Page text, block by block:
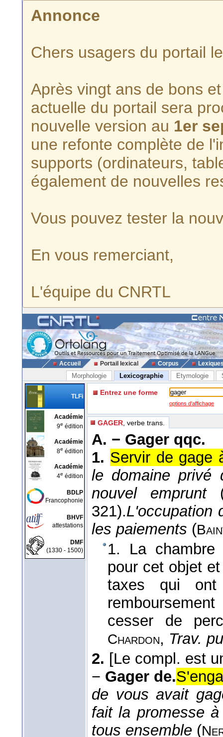
Annonce
Chers usagers du portail
Après vingt ans de bons
actuelle du portail sera
nouvelle version au 1er
une refonte complète de
supports (ordinateurs,
également de nouvelles
Vous pouvez tester la
En vous remerciant,
L'équipe du CNRTL
Accueil Portail lexical Corpus
Morphologie Lexicographie Etymologie
TLFi
Académie
9e édition
Académie
8e édition
Académie
4e édition
BDLP
Francophonie
BHVF
attestations
DMF
(1330 - 1500)
Entrez une forme
options d'affichage
GAGER , verbe trans.
A. − Gager qqc.
1. Servir de gage
le domaine privé
nouvel emprunt
321).L'occupation
les paiements (
1. La chambre
pour cet objet
taxes qui
cesser de
Chardon, Trav.
2. [Le compl. est
− Gager de.
de vous avait
fait la promesse
tous ensemble (